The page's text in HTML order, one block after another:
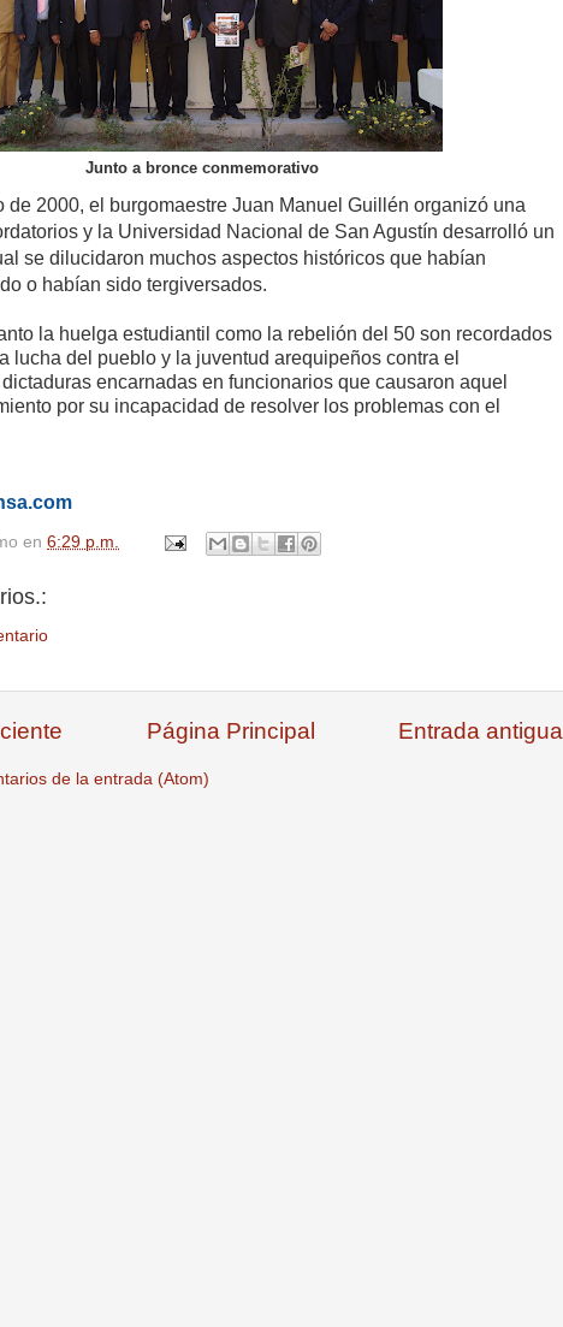
Junto a bronce conmemorativo
de 2000, el burgomaestre Juan Manuel Guillén organizó una
y la Universidad Nacional de San Agustín desarrolló un
se dilucidaron muchos aspectos históricos que habían
o habían sido tergiversados.
la huelga estudiantil como la rebelión del 50 son recordados
lucha del pueblo y la juventud arequipeños contra el
encarnadas en funcionarios que causaron aquel
por su incapacidad de resolver los problemas con el
en 6:29 p.m.
Entrada antigua
Página Principal
de la entrada (Atom)